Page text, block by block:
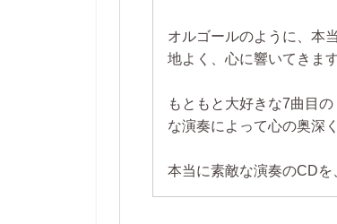
オルゴールのように、本
地よく、心に響いてきま
もともと大好きな7曲目
な演奏によって心の奥深
本当に素敵な演奏のCD